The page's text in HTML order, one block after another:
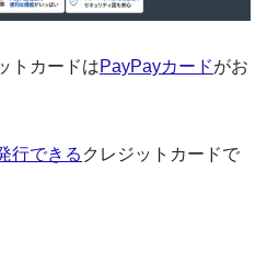
トカードはPayPayカードがお
行できる クレジットカードで